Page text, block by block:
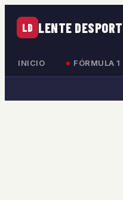
LD LENTE
INICIO FÓRMULA 1